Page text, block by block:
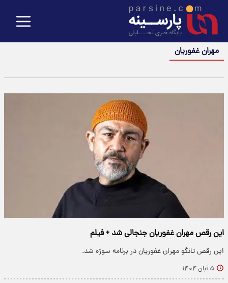
مهران غفوریان
این رقص مهران غفوریان جنجالی شد + فیلم
این رقص تانگو مهران غفوریان در برنامه سوژه شد.
۵ آبان ۱۴۰۴